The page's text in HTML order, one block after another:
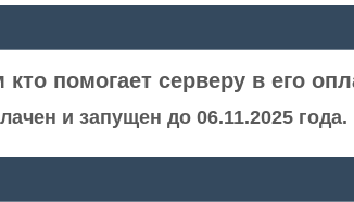
помогает серверу в его
и запущен до 06.11.2025 года.